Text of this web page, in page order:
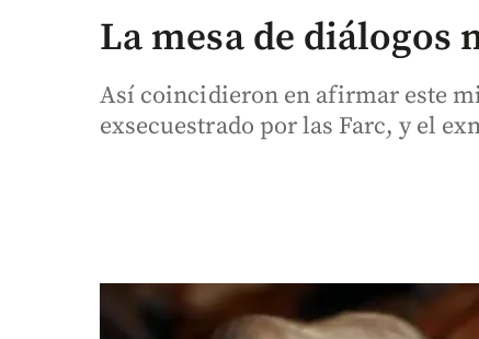
La mesa de diálogos
Así coincidieron en afirmar este
exsecuestrado por las Farc, y el